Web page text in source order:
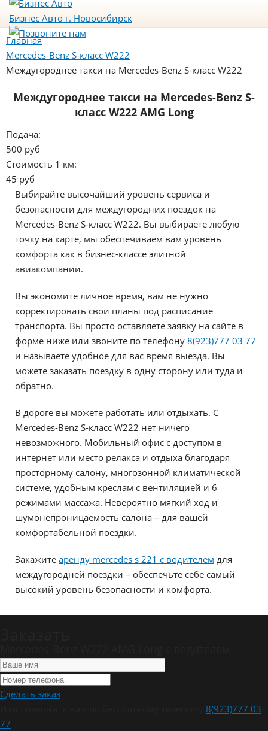
Бизнес Авто г. Новосибирск
Главная
Mercedes-Benz S-класс W222
Междугороднее такси на Mercedes-Benz S-класс W222
Междугороднее такси на Mercedes-Benz S-
класс W222 AMG Long
Подача:
500 руб
Стоимость 1 км:
45 руб
Выбирайте высочайший уровень сервиса и
безопасности для междугородних поездок на
Mercedes-Benz S-класс W222. Вы выбираете любую
точку на карте, мы обеспечиваем вам уровень
комфорта как в бизнес-классе элитной
авиакомпании.
Вы экономите личное время, вам не нужно
корректировать свои планы под расписание
транспорта. Вы просто оставляете заявку на сайте в
форме ниже или звоните по телефону 8(923)777 03 77
и называете удобное для вас время выезда. Вы
можете заказать поездку в одну сторону или туда и
обратно.
В дороге вы можете работать или отдыхать. С
Mercedes-Benz S-класс W222 нет ничего
невозможного. Мобильный офис с доступом в
интернет или место релакса и отдыха благодаря
просторному салону, многозонной климатической
системе, удобным креслам с вентиляцией и 6
режимами массажа. Невероятно мягкий ход и
шумонепроницаемость салона – для вашей
комфортабельной поездки.
Закажите аренду mercedes s 221 с водителем для
междугородней поездки – обеспечьте себе самый
высокий уровень безопасности и комфорта.
Сделать заказ
8(923)777 03
77